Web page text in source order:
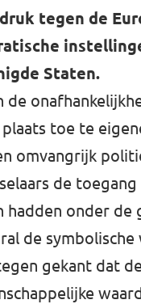
tegen de
Staten.
de
toe te
omvangrijk
de
onder de
de
gekant dat